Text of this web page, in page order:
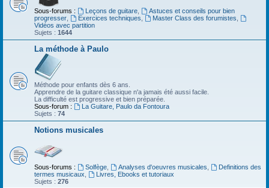
Sous-forums : Leçons de guitare,
Astuces et conseils pour bien
progresser
Exercices techniques Master Class des forumistes
Vidéos avec partition
Sujets : 1644
La méthode à Paulo
Méthode pour enfants dès 6 ans.
Apprendre de la guitare classique n'a jamais été aussi facile.
La difficulté est progressive et bien préparée.
Sous-forum :
La Guitare, Paulo da Fontoura
Sujets : 74
Notions musicales
Sous-forums : Solfège, Analyses d'oeuvres musicales
Definitions des
termes musicaux
Livres, Ebooks et tutoriaux
Sujets : 276